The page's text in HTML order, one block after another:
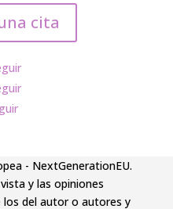
cita
- NextGenerationEU.
y las opiniones
los del autor o autores y